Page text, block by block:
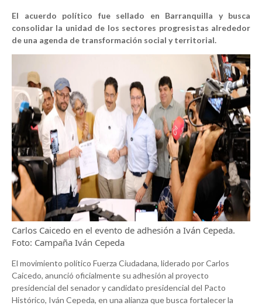
El acuerdo político fue sellado en Barranquilla y busca
consolidar la unidad de los sectores progresistas alrededor
de una agenda de transformación social y territorial.
Carlos Caicedo en el evento de adhesión a Iván Cepeda.
Foto: Campaña Iván Cepeda
El movimiento político Fuerza Ciudadana, liderado por Carlos
Caicedo, anunció oficialmente su adhesión al proyecto
presidencial del senador y candidato presidencial del Pacto
Histórico, Iván Cepeda, en una alianza que busca fortalecer la